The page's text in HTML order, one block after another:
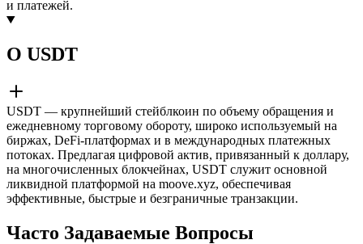
и платежей.
О USDT
USDT — крупнейший стейблкоин по объему обращения и
ежедневному торговому обороту, широко используемый на
биржах, DeFi-платформах и в международных платежных
потоках. Предлагая цифровой актив, привязанный к доллару,
на многочисленных блокчейнах, USDT служит основной
ликвидной платформой на moove.xyz, обеспечивая
эффективные, быстрые и безграничные транзакции.
Часто Задаваемые Вопросы